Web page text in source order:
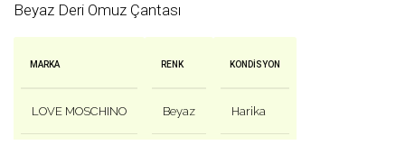
Beyaz Deri Omuz Çantası
MARKA
LOVE MOSCHINO
RENK
Beyaz
KONDISYON
Harika